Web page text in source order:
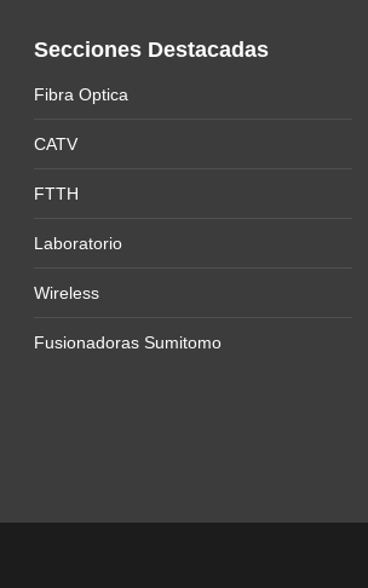
Secciones Destacadas
Fibra Optica
CATV
FTTH
Laboratorio
Wireless
Fusionadoras Sumitomo